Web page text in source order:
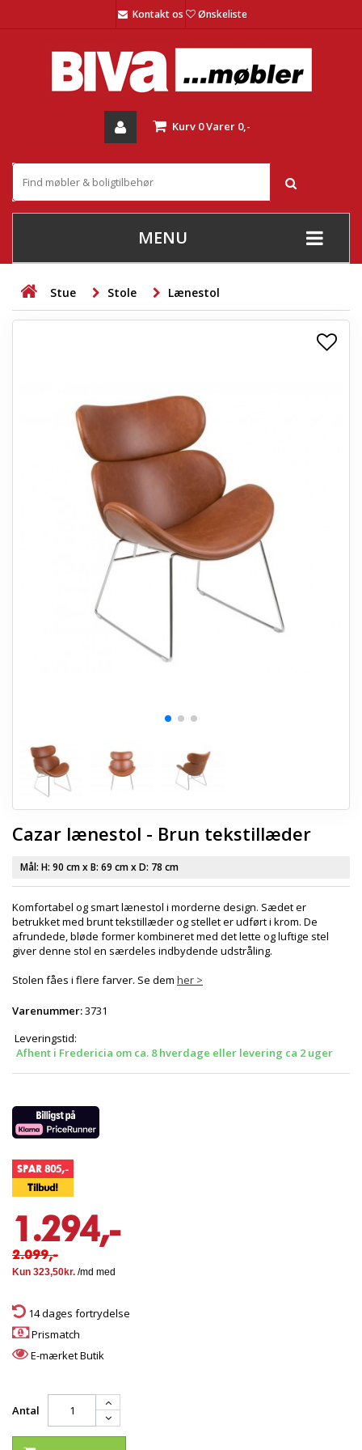
Kontakt os Ønskeliste
Kurv 0Varer 0,-
MENU
+
STUE
+
BØRNEMØBLER
KONTORMØBLER
SPAR PENGE PÅ UDVALGTE VARER
Stue Stole Lænestol
Cazar lænestol - Brun tekstillæder
Mål: H: 90 cmx B: 69 cmx D: 78 cm
Komfortabel og smart lænestol i morderne design. Sædet er
betrukket med brunt tekstillæder og stellet er udført i krom. De
afrundede, bløde former kombineret med det lette og luftige stel
giver denne stol en særdeles indbydende udstråling.
Stolen fåes i flere farver. Se dem her >
Varenummer:3731
Leveringstid:
Afhent i Fredericia om ca. 8 hverdage eller levering ca 2 uger
SPAR 805,-
Tilbud!
1.294,-
2.099,-
14 dages fortrydelse
Prismatch
E-mærket Butik
Antal